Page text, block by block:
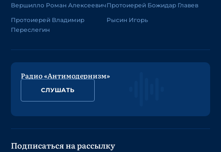
Вершилло Роман Алексеевич
Протоиерей Владимир
Переслегин
Протоиерей Божидар Главев
Рысин Игорь
Радио «Антимодернизм»
СЛУШАТЬ
Подписаться на рассылку